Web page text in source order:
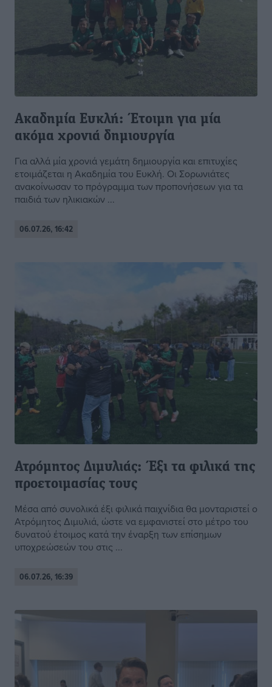
Ακαδημία Ευκλή: Έτοιμη για μία
ακόμα χρονιά δημιουργία
Για αλλά μία χρονιά γεμάτη δημιουργία και επιτυχίες
ετοιμάζεται η Ακαδημία του Ευκλή. Οι Σορωνιάτες
ανακοίνωσαν το πρόγραμμα των προπονήσεων για τα
παιδιά των ηλικιακών ...
06.07.26, 16:42
Ατρόμητος Διμυλιάς: Έξι τα φιλικά της
προετοιμασίας τους
Μέσα από συνολικά έξι φιλικά παιχνίδια θα μονταριστεί ο
Ατρόμητος Διμυλιά, ώστε να εμφανιστεί στο μέτρο του
δυνατού έτοιμος κατά την έναρξη των επίσημων
υποχρεώσεών του στις ...
06.07.26, 16:39